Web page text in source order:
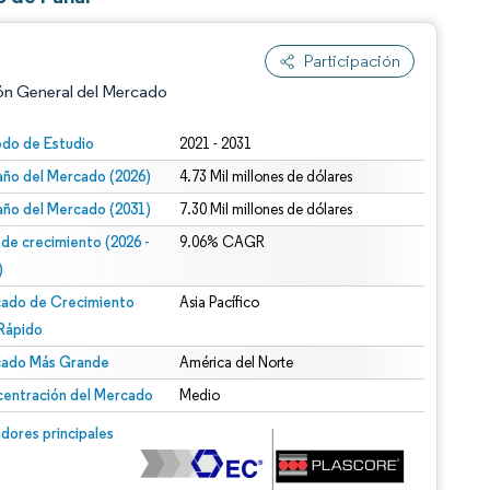
Participación
General del Mercado
de Estudio 2021 - 2031
del Mercado (2026) 4.73 Mil millones de dólares
del Mercado (2031) 7.30 Mil millones de dólares
de crecimiento (2026 -
9.06% CAGR
de Crecimiento
Asia Pacífico
Más Grande América del Norte
del Mercado Medio
principales
© Mordor Intelligence. El uso requiere atribución según CC BY 4.0.
CC BY 4.0.